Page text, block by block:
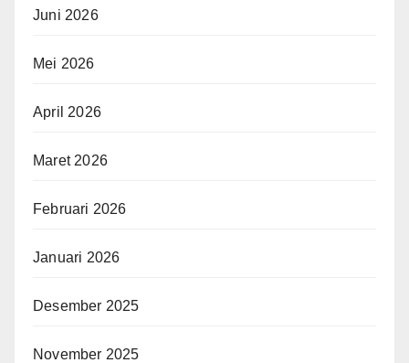
Juni 2026
Mei 2026
April 2026
Maret 2026
Februari 2026
Januari 2026
Desember 2025
November 2025